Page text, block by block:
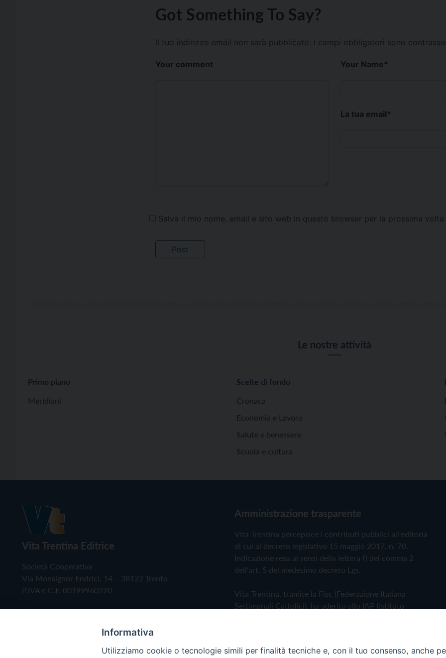
Got Something To Say?
Il tuo indirizzo email non sarà pubblicato. I campi obbligatori sono
Your comment Your Name*
La tua email*
Salva il mio nome, email e sito web in questo browser per la prossima
Le nostre attività
Primo piano
Meridiani
Scelte di fondo
Cronaca
Economia e Lavoro
Salute e benessere
Scuola e cultura
Vita Trentina Editrice
Società Cooperativa
Via Monsignor Endrici, 14 – 38122 Trento
P.IVA e C.F. 00199960220
Amministrazione trasparente
Vita Trentina percepisce i contributi pubblici all'editoria
di cui al decreto legislativo 15 maggio 2017, n. 70.
Indicazione resa ai sensi della lettera f) del comma 2
dell'art. 5 del medesimo decreto Lgs.
Vita Trentina, tramite la Fisc (Federazione Italiana
Settimanali Cattolici), ha aderito allo IAP (Istituto
Privacy Policy Cookie Policy
Informativa
Utilizziamo cookie o tecnologie simili per finalità tecniche e, con il tuo consenso, anche